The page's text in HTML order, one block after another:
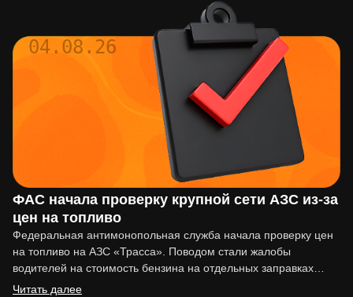
04.08.26
ФАС начала проверку крупной сети АЗС из-за
цен на топливо
Федеральная антимонопольная служба начала проверку цен
на топливо на АЗС «Трасса». Поводом стали жалобы
водителей на стоимость бензина на отдельных заправках
сети. По сообщениям…
Читать далее